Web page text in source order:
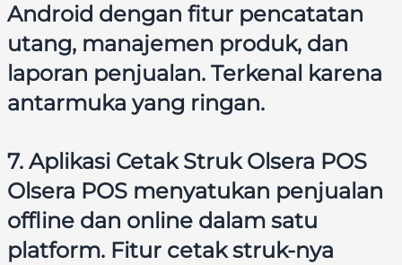
Android dengan fitur pencatatan
utang, manajemen produk, dan
laporan penjualan. Terkenal karena
antarmuka yang ringan.
7. Aplikasi Cetak Struk Olsera POS
Olsera POS menyatukan penjualan
offline dan online dalam satu
platform. Fitur cetak struk-nya